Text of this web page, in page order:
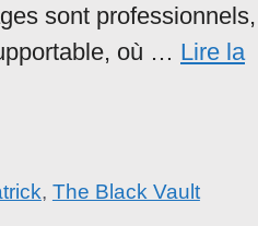
sont professionnels,
où … Lire la
, The Black Vault